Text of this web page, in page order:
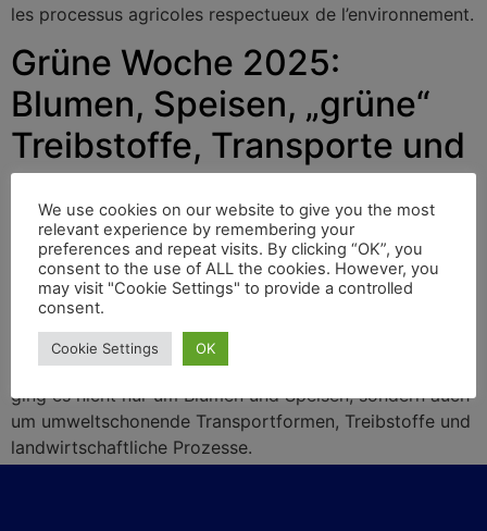
les processus agricoles respectueux de l’environnement.
Grüne Woche 2025:
Blumen, Speisen, „grüne“
Treibstoffe, Transporte und
Prozesse
Anfang 1990 besuchte der Berichterstatter das
Werksgelände der tschechischen Brauerei in Plzeň
(Pilsen). Der Anblick war erfreulich – es gab massenhaft
Bierfässer und Güterwagen für den Transport. Auch auf
der Grünen Woche vom 16.-25. Januar 2025 in Berlin
ging es nicht nur um Blumen und Speisen, sondern auch
um umweltschonende Transportformen, Treibstoffe und
landwirtschaftliche Prozesse.
We use cookies on our website to give you the most
relevant experience by remembering your
preferences and repeat visits. By clicking “OK”, you
consent to the use of ALL the cookies. However, you
may visit "Cookie Settings" to provide a controlled
consent.
Cookie Settings OK